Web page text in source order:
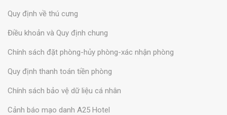
Quy định về thú cưng
Điều khoản và Quy định chung
Chính sách đặt phòng-hủy phòng-xác nhận phòng
Quy định thanh toán tiền phòng
Chính sách bảo vệ dữ liệu cá nhân
Cảnh báo mạo danh A25 Hotel